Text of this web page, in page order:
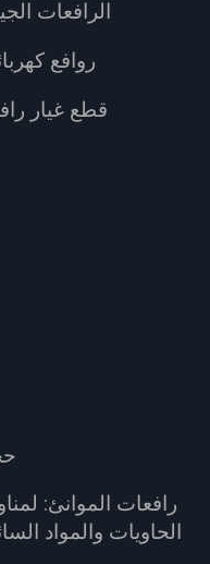
الرافعات
روافع
قطع غيار
رافعات الموانئ:
الحاويات والمواد